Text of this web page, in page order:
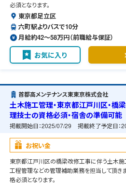
必須となります。
東京都足立区
六町駅よりバスで10分
月給約42〜58万円（前職給与保証）
お気に入り
首都高メンテナンス東東京株式会社
土木施工管理・東京都江戸川区・橋
理技士の資格必須・宿舎の準備可能
掲載開始日：2025/07/29 掲載終了予定日：
お祝い金
東京都江戸川区の橋梁改修工事に伴う土木施
工程管理などの管理補助業務を担当して頂き
格必須となります。